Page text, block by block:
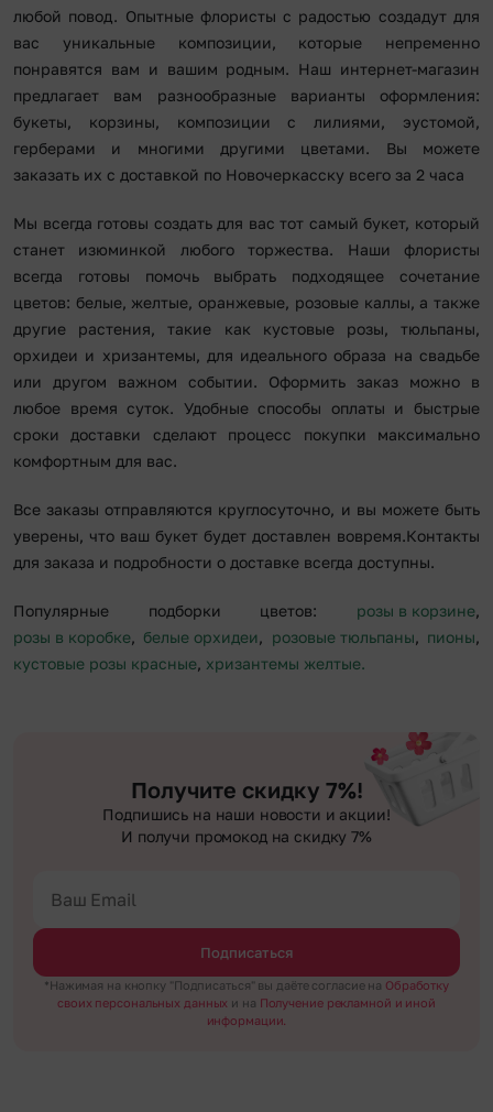
любой повод. Опытные флористы с радостью создадут для
вас уникальные композиции, которые непременно
понравятся вам и вашим родным. Наш интернет-магазин
предлагает вам разнообразные варианты оформления:
букеты, корзины, композиции с лилиями, эустомой,
герберами и многими другими цветами. Вы можете
заказать их с доставкой по Новочеркасску всего за 2 часа
Мы всегда готовы создать для вас тот самый букет, который
станет изюминкой любого торжества. Наши флористы
всегда готовы помочь выбрать подходящее сочетание
цветов: белые, желтые, оранжевые, розовые каллы, а также
другие растения, такие как кустовые розы, тюльпаны,
орхидеи и хризантемы, для идеального образа на свадьбе
или другом важном событии. Оформить заказ можно в
любое время суток. Удобные способы оплаты и быстрые
сроки доставки сделают процесс покупки максимально
комфортным для вас.
Все заказы отправляются круглосуточно, и вы можете быть
уверены, что ваш букет будет доставлен вовремя.Контакты
для заказа и подробности о доставке всегда доступны.
Популярные подборки цветов: розы в корзине,
розы в коробке, белые орхидеи, розовые тюльпаны, пионы,
кустовые розы красные, хризантемы желтые.
Получите скидку 7%!
Подпишись на наши новости и акции!
И получи промокод на скидку 7%
Подписаться
*Нажимая на кнопку "Подписаться" вы даёте согласие на Обработку
своих персональных данных и на Получение рекламной и иной
информации.